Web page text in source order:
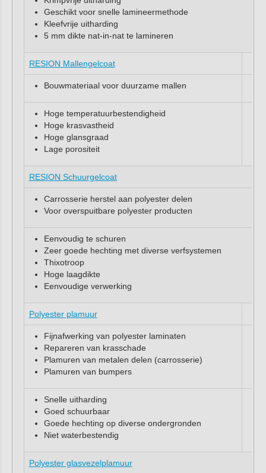
Geschikt voor snelle lamineermethode
Kleefvrije uitharding
5 mm dikte nat-in-nat te lamineren
RESION Mallengelcoat
Bouwmateriaal voor duurzame mallen
Hoge temperatuurbestendigheid
Hoge krasvastheid
Hoge glansgraad
Lage porositeit
RESION Schuurgelcoat
Carrosserie herstel aan polyester delen
Voor overspuitbare polyester producten
Eenvoudig te schuren
Zeer goede hechting met diverse verfsystemen
Thixotroop
Hoge laagdikte
Eenvoudige verwerking
Polyester plamuur
Fijnafwerking van polyester laminaten
Repareren van krasschade
Plamuren van metalen delen (carrosserie)
Plamuren van bumpers
Snelle uitharding
Goed schuurbaar
Goede hechting op diverse ondergronden
Niet waterbestendig
Polyester glasvezelplamuur